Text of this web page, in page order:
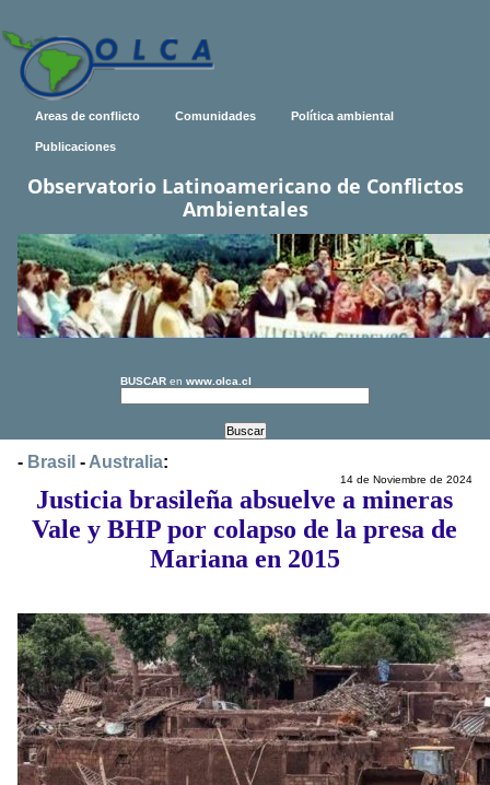
Areas de conflicto Comunidades Política ambiental
Publicaciones
Observatorio Latinoamericano de Conflictos
Ambientales
BUSCAR en www.olca.cl
- Brasil - Australia:
14 de Noviembre de 2024
Justicia brasileña absuelve a mineras
Vale y BHP por colapso de la presa de
Mariana en 2015